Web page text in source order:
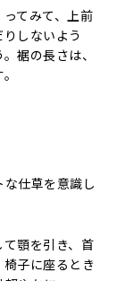
てみて、上前
しないよう
裾の長さは、
仕草を意識し
顎を引き、首
子に座るとき